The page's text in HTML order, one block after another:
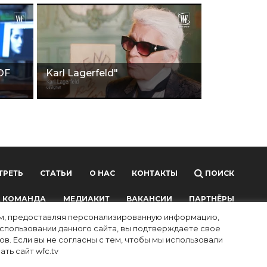
предоставляя персонализированную информацию,
данного сайта, вы подтверждаете свое
Если вы не согласны с тем, чтобы мы использовали
сайт wfc.tv
Karl Lagerfeld"
СТАТЬИ О НАС КОНТАКТЫ ПОИСК
КОМАНДА МЕДИАКИТ ВАКАНСИИ ПАРТНЁРЫ